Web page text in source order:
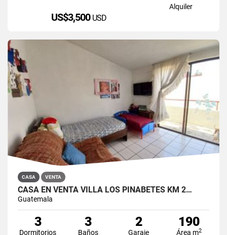
Alquiler
US$3,500 USD
CASA VENTA
CASA EN VENTA VILLA LOS PINABETES KM 2…
Guatemala
3
Dormitorios
3
Baños
2
Garaje
190
Área m2